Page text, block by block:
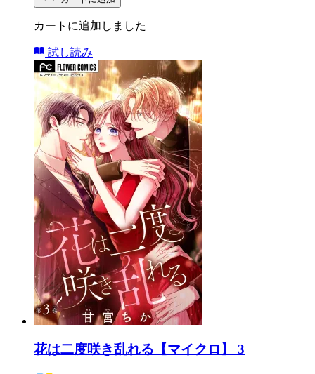
カートに追加しました
試し読み
花は二度咲き乱れる【マイクロ】 3